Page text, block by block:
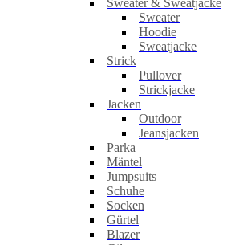
Sweater & Sweatjacke
Sweater
Hoodie
Sweatjacke
Strick
Pullover
Strickjacke
Jacken
Outdoor
Jeansjacken
Parka
Mäntel
Jumpsuits
Schuhe
Socken
Gürtel
Blazer